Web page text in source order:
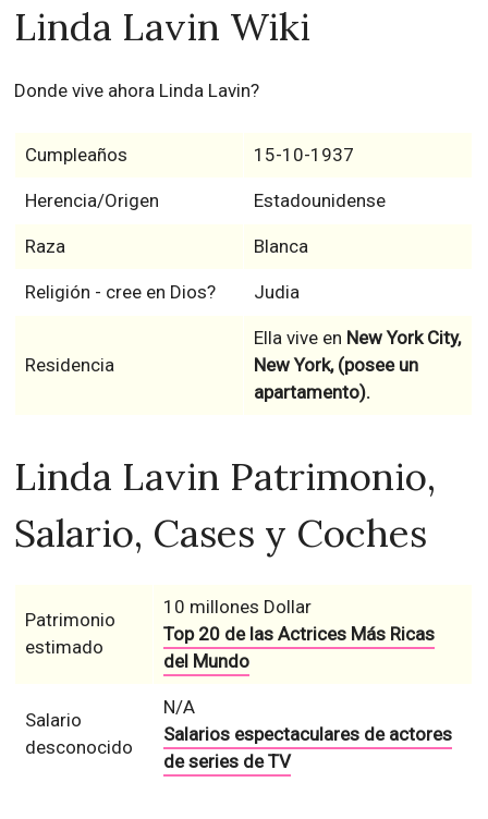
Linda Lavin Wiki
Donde vive ahora Linda Lavin?
Cumpleaños 15-10-1937
Herencia/Origen Estadounidense
Raza Blanca
Religión - cree en Dios? Judia
Residencia
Ella vive en New York City,
New York, (posee un
apartamento).
Linda Lavin Patrimonio,
Salario, Cases y Coches
Patrimonio
estimado
10 millones Dollar
Top 20 de las Actrices Más Ricas
del Mundo
Salario
desconocido
N/A
Salarios espectaculares de actores
de series de TV